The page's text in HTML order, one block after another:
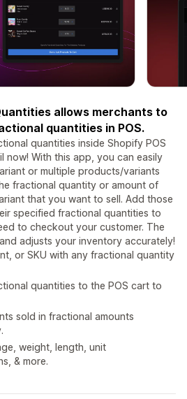
allows merchants to
quantities in POS.
quantities inside Shopify POS
now! With this app, you can easily
or multiple products/variants
fractional quantity or amount of
that you want to sell. Add those
specified fractional quantities to
to checkout your customer. The
adjusts your inventory accurately!
or SKU with any fractional quantity
quantities to the POS cart to
sold in fractional amounts
weight, length, unit
& more.